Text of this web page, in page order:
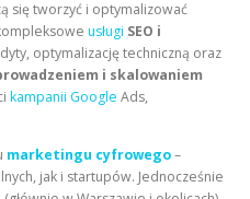
się tworzyć i optymalizować
usługi SEO i
optymalizację techniczną oraz
i skalowaniem
kampanii Google Ads,
marketingu cyfrowego–
jak i startupów. Jednocześnie